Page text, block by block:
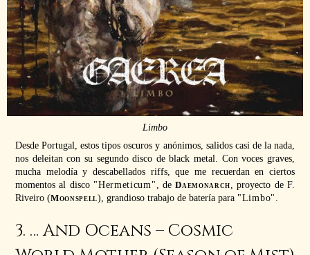
Limbo
Desde Portugal, estos tipos oscuros y anónimos, salidos casi de la nada,
nos deleitan con su segundo disco de black metal. Con voces graves,
mucha melodía y descabellados riffs, que me recuerdan en ciertos
momentos al disco
Hermeticum , deDaemonarch, proyecto de F.
Riveiro (Moonspell), grandioso trabajo de batería para Limbo .
3. … And Oceans – Cosmic